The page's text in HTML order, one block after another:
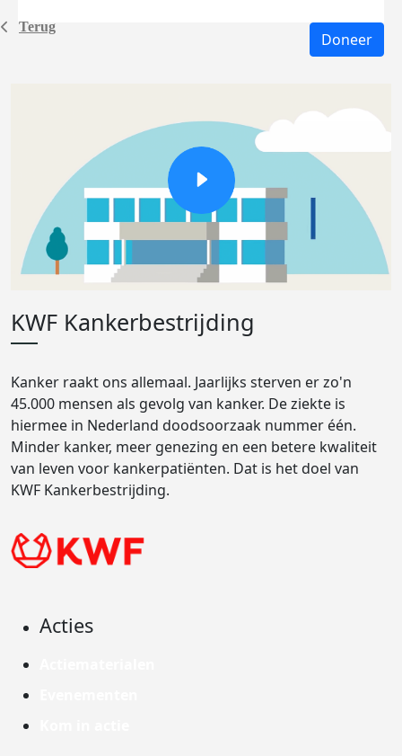
Terug
Doneer
KWF Kankerbestrijding
Kanker raakt ons allemaal. Jaarlijks sterven er zo'n
45.000 mensen als gevolg van kanker. De ziekte is
hiermee in Nederland doodsoorzaak nummer één.
Minder kanker, meer genezing en een betere kwaliteit
van leven voor kankerpatiënten. Dat is het doel van
KWF Kankerbestrijding.
Acties